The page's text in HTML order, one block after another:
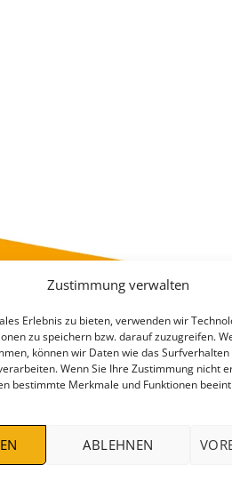
Zustimmung verwalten
Erlebnis zu bieten, verwenden wir
zu speichern bzw. darauf zuzugreifen.
können wir Daten wie das
Wenn Sie Ihre Zustimmung nicht
bestimmte Merkmale und Funktionen
ABLEHNEN